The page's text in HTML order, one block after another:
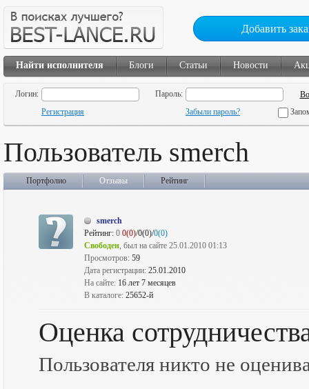
Добавить
Найти исполнителя Блоги Статьи Новости
Логин:
Пароль:
Регистрация
Забыли пароль?
Пользователь smerch
Портфолио Отзывы Рейтинг
smerch
Рейтинг: 0 0(0)/0(0)/0(0)
Свободен, был на сайте 25.01.2010 01:13
Просмотров: 59
Дата регистрации: 25.01.2010
На сайте: 16 лет 7 месяцев
В каталоге: 25652-й
Оценка
Пользователя никто не